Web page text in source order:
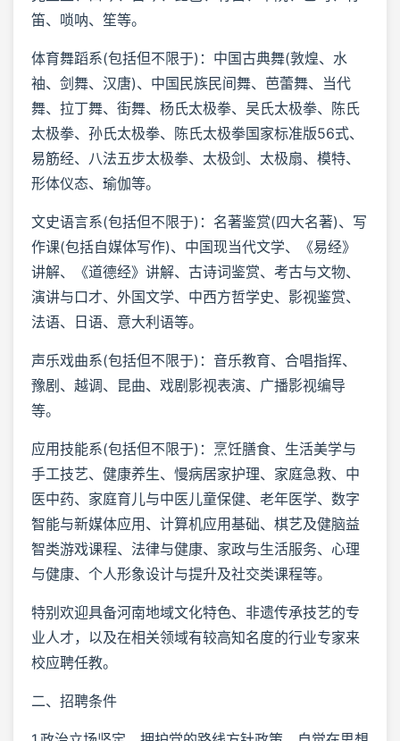
笛、唢呐、笙等。
体育舞蹈系(包括但不限于)：中国古典舞(敦煌、水
袖、剑舞、汉唐)、中国民族民间舞、芭蕾舞、当代
舞、拉丁舞、街舞、杨氏太极拳、吴氏太极拳、陈氏
太极拳、孙氏太极拳、陈氏太极拳国家标准版56式、
易筋经、八法五步太极拳、太极剑、太极扇、模特、
形体仪态、瑜伽等。
文史语言系(包括但不限于)：名著鉴赏(四大名著)、写
作课(包括自媒体写作)、中国现当代文学、《易经》
讲解、《道德经》讲解、古诗词鉴赏、考古与文物、
演讲与口才、外国文学、中西方哲学史、影视鉴赏、
法语、日语、意大利语等。
声乐戏曲系(包括但不限于)：音乐教育、合唱指挥、
豫剧、越调、昆曲、戏剧影视表演、广播影视编导
等。
应用技能系(包括但不限于)：烹饪膳食、生活美学与
手工技艺、健康养生、慢病居家护理、家庭急救、中
医中药、家庭育儿与中医儿童保健、老年医学、数字
智能与新媒体应用、计算机应用基础、棋艺及健脑益
智类游戏课程、法律与健康、家政与生活服务、心理
与健康、个人形象设计与提升及社交类课程等。
特别欢迎具备河南地域文化特色、非遗传承技艺的专
业人才，以及在相关领域有较高知名度的行业专家来
校应聘任教。
二、招聘条件